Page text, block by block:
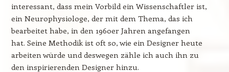
interessant, dass mein Vorbild ein Wissenschaftler ist,
ein Neurophysiologe, der mit dem Thema, das ich
bearbeitet habe, in den 1960er Jahren angefangen
hat. Seine Methodik ist oft so, wie ein Designer heute
arbeiten würde und deswegen zähle ich auch ihn zu
den inspirierenden Designer hinzu.